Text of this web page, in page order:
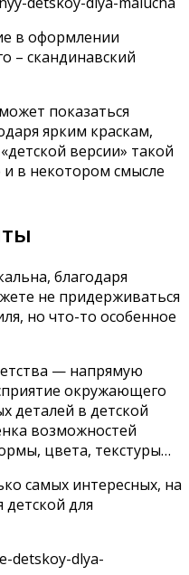
в оформлении
– скандинавский
показаться
ярким краскам,
версии» такой
и в некотором смысле
благодаря
не придерживаться
но что-то особенное
— напрямую
окружающего
деталей в детской
возможностей
цвета, текстуры…
самых интересных, на
для